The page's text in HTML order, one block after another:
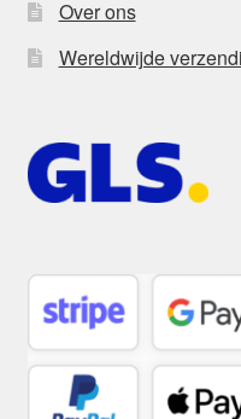
Over ons
Wereldwijde